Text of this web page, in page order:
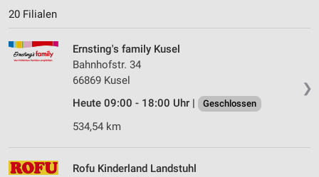
20 Filialen
❯
Ernsting's family Kusel
Bahnhofstr. 34
66869 Kusel
Heute 09:00 - 18:00 Uhr |
Geschlossen
534,54 km
Rofu Kinderland Landstuhl